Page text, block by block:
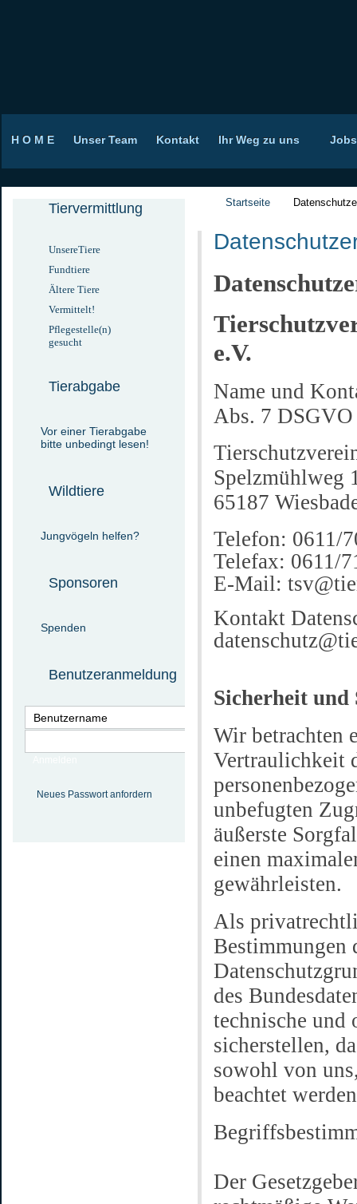
H O M E Unser Team Kontakt Ihr Weg zu uns Jobs
Startseite
e.V.
Name und
Abs. 7 DSGVO
Spelzmühlweg
65187
Telefon: 0611/
Telefax: 0611/
E-Mail:
Kontakt
Sicherheit und
Wir betrachten
Vertraulichkeit
unbefugten
äußerste
einen
gewährleisten.
Als
Bestimmungen
des
technische und
sicherstellen,
sowohl von
beachtet
Der
Tiervermittlung
UnsereTiere
Fundtiere
Ältere Tiere
Vermittelt!
Pflegestelle(n)
gesucht
Tierabgabe
Vor einer Tierabgabe
bitte unbedingt lesen!
Wildtiere
Jungvögeln helfen?
Sponsoren
Spenden
Benutzeranmeldung
Neues Passwort anfordern